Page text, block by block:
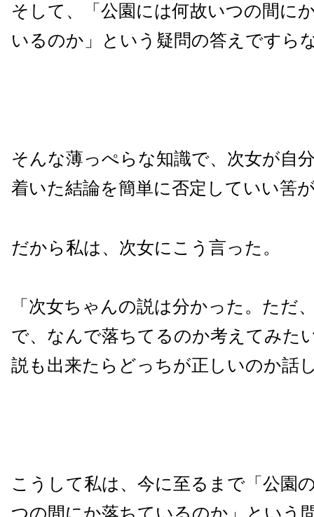
そして、「公園には何故いつの間に
いるのか」という疑問の答えですら
そんな薄っぺらな知識で、次女が自
着いた結論を簡単に否定していい筈
だから私は、次女にこう言った。
「次女ちゃんの説は分かった。ただ
で、なんで落ちてるのか考えてみた
説も出来たらどっちが正しいのか話
こうして私は、今に至るまで「公園